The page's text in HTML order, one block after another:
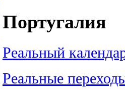
Португалия
Реальный
Реальные